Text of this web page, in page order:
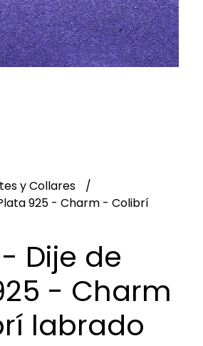
y Collares
925 - Charm - Colibrí
- Dije de
- Charm
labrado